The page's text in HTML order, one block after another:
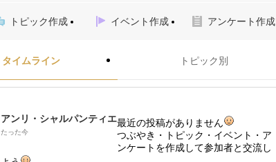
トピック作成 イベント作成 アンケート作成
タイムライン トピック別
アンリ・シャルパンティエ
たった今
最近の投稿がありません
つぶやき・トピック・イベント・ア
ンケートを作成して参加者と交流し